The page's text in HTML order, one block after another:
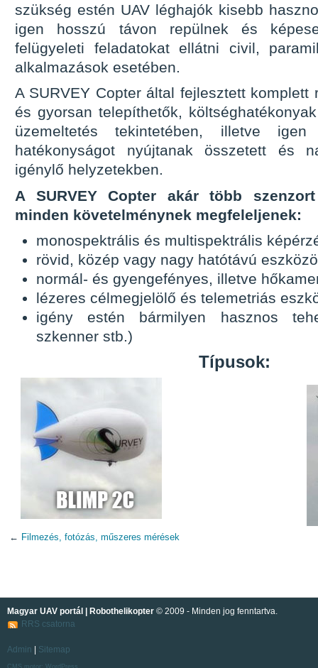
szükség estén UAV léghajók kisebb
igen hosszú távon repülnek és
felügyeleti feladatokat ellátni civil,
alkalmazások esetében.
A SURVEY Copter által fejlesztett komplett
és gyorsan telepíthetők,
üzemeltetés tekintetében, illetve
hatékonyságot nyújtanak összetett és
igénylő helyzetekben.
A SURVEY Copter akár több
minden követelménynek megfeleljenek:
monospektrális és multispektrális
rövid, közép vagy nagy hatótávú
normál- és gyengefényes, illetve
lézeres célmegjelölő és telemetriás
igény estén bármilyen hasznos
szkenner stb.)
Típusok:
← Filmezés, fotózás, műszeres mérések
Magyar UAV portál | Robothelikopter © 2009 - Minden jog fenntartva.
RRS csatorna
Admin | Sitemap
CMS motor: WordPress